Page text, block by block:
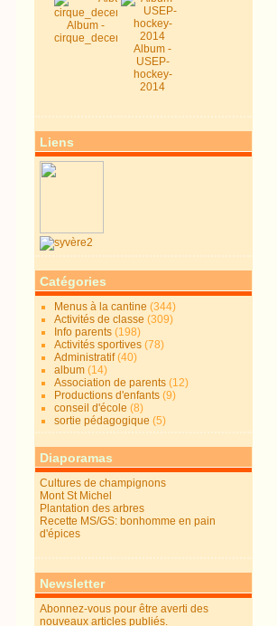
Album -
cirque_decembre2014
Album -
USEP-
hockey-
2014
Liens
Catégories
Menus à la cantine (344)
Activités de classe (309)
Info parents (198)
Activités sportives (78)
Administratif(40)
album (14)
Association de parents (12)
Productions d'enfants (9)
conseil d'école (8)
sortie pédagogique (5)
Diaporamas
Cultures de champignons
Mont St Michel
Plantation des arbres
Recette MS/GS: bonhomme en pain
d'épices
Newsletter
Abonnez-vous pour être averti des
nouveaux articles publiés.